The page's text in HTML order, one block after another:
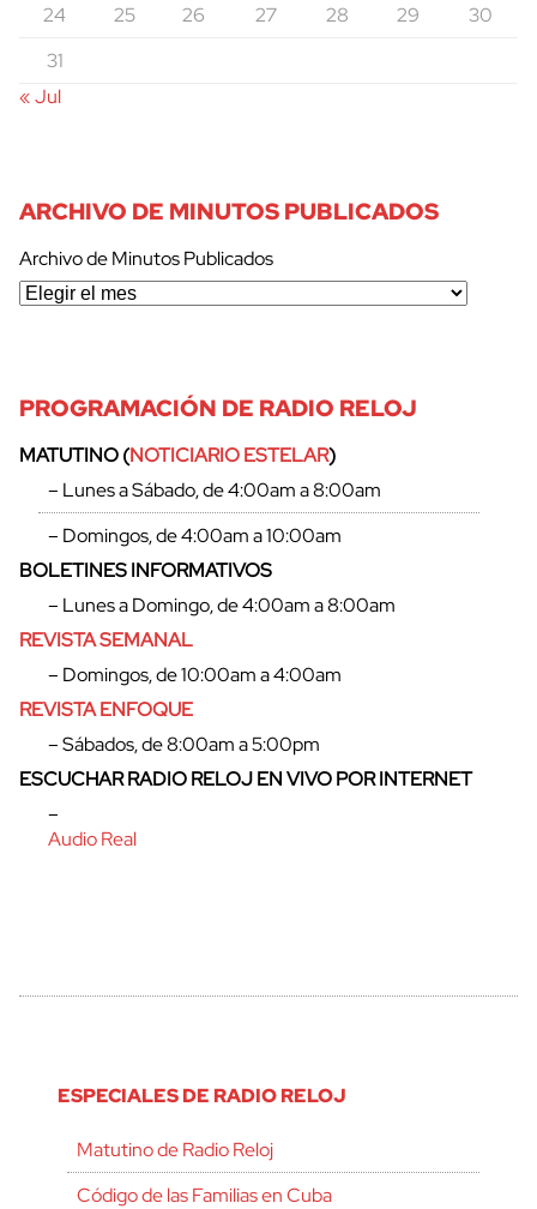
cerrar
24
25 26 27 28 29
30
31
« Jul
ARCHIVO DE MINUTOS PUBLICADOS
Archivo de Minutos Publicados
PROGRAMACIÓN DE RADIO RELOJ
MATUTINO (NOTICIARIO ESTELAR)
– Lunes a Sábado, de 4:00am a 8:00am
– Domingos, de 4:00am a 10:00am
BOLETINES INFORMATIVOS
– Lunes a Domingo, de 4:00am a 8:00am
REVISTA SEMANAL
– Domingos, de 10:00am a 4:00am
REVISTA ENFOQUE
– Sábados, de 8:00am a 5:00pm
ESCUCHAR RADIO RELOJ EN VIVO POR INTERNET
–
Audio Real
ESPECIALES DE RADIO RELOJ
Matutino de Radio Reloj
Código de las Familias en Cuba